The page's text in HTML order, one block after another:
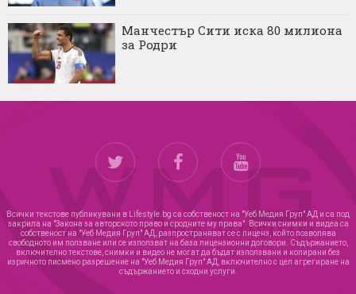
Манчестър Сити иска 80 милиона
за Родри
Всички текстове публикувани в Lifestyle.bg са собственост на "Уеб Медия Груп" АД и са под
закрила на "Закона за авторското право и сродните му права". Всички снимки и видеа са
собственост на "Уеб Медия Груп" АД, разпространяват се с лиценз, който позволява
свободното им ползване или се използват на база лицензионни договори. Съдържанието,
включително текстове, снимки и видео не могат да бъдат използвани и копирани без
изричното писмено разрешение на "Уеб Медия Груп" АД, включително с цел агрегиране на
съдържанието и сходни услуги.